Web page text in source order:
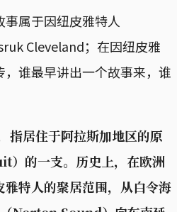
属于因纽皮雅特人
Cleveland；在因纽皮雅
谁最早讲出一个故事来，谁
居住于阿拉斯加地区的原
）的一支。历史上，在欧洲
雅特人的聚居范围，从白令海